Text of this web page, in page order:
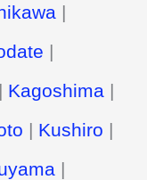
|
|
| Kagoshima |
| Kushiro |
|